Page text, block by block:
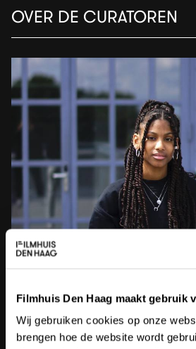
Filmhuis Den Haag maakt gebruik
Wij gebruiken cookies op onze
brengen hoe de website wordt
OVER DE CURATOREN
Farilyann Muzo
CURATES 'SHELU I TERA'